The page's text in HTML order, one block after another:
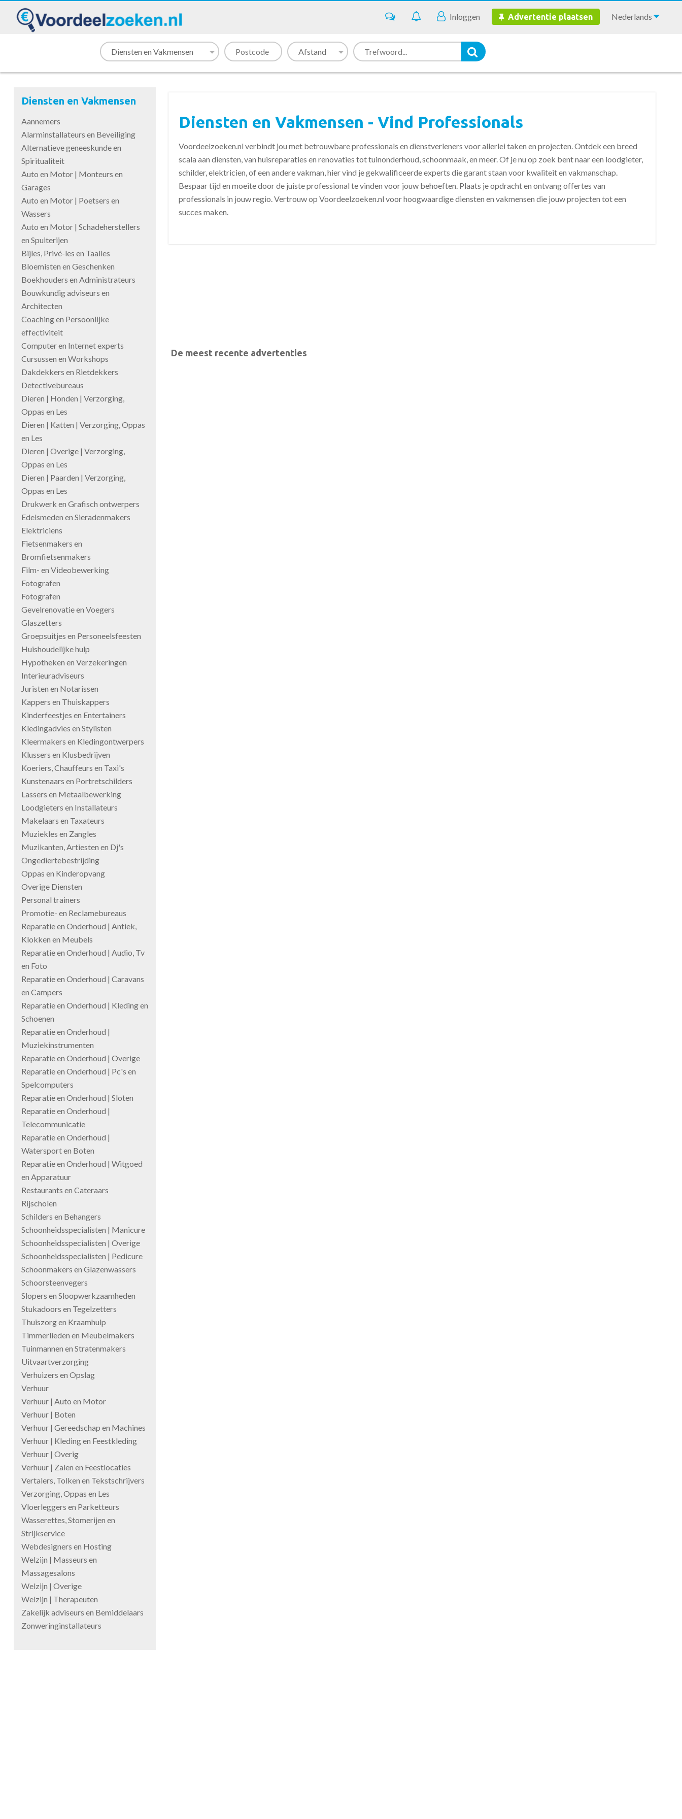
Inloggen Advertentie plaatsen Nederlands
Diensten en Vakmensen
Aannemers
Alarminstallateurs en Beveiliging
Alternatieve geneeskunde en
Spiritualiteit
Auto en Motor | Monteurs en
Garages
Auto en Motor | Poetsers en
Wassers
Auto en Motor | Schadeherstellers
en Spuiterijen
Bijles, Privé-les en Taalles
Bloemisten en Geschenken
Boekhouders en Administrateurs
Bouwkundig adviseurs en
Architecten
Coaching en Persoonlijke
effectiviteit
Computer en Internet experts
Cursussen en Workshops
Dakdekkers en Rietdekkers
Detectivebureaus
Dieren | Honden | Verzorging,
Oppas en Les
Dieren | Katten | Verzorging, Oppas
en Les
Dieren | Overige | Verzorging,
Oppas en Les
Dieren | Paarden | Verzorging,
Oppas en Les
Drukwerk en Grafisch ontwerpers
Edelsmeden en Sieradenmakers
Elektriciens
Fietsenmakers en
Bromfietsenmakers
Film- en Videobewerking
Fotografen
Fotografen
Gevelrenovatie en Voegers
Glaszetters
Groepsuitjes en Personeelsfeesten
Huishoudelijke hulp
Hypotheken en Verzekeringen
Interieuradviseurs
Juristen en Notarissen
Kappers en Thuiskappers
Kinderfeestjes en Entertainers
Kledingadvies en Stylisten
Kleermakers en Kledingontwerpers
Klussers en Klusbedrijven
Koeriers, Chauffeurs en Taxi's
Kunstenaars en Portretschilders
Lassers en Metaalbewerking
Loodgieters en Installateurs
Makelaars en Taxateurs
Muziekles en Zangles
Muzikanten, Artiesten en Dj's
Ongediertebestrijding
Oppas en Kinderopvang
Overige Diensten
Personal trainers
Promotie- en Reclamebureaus
Reparatie en Onderhoud | Antiek,
Klokken en Meubels
Reparatie en Onderhoud | Audio, Tv
en Foto
Reparatie en Onderhoud | Caravans
en Campers
Reparatie en Onderhoud | Kleding en
Schoenen
Reparatie en Onderhoud |
Muziekinstrumenten
Reparatie en Onderhoud | Overige
Reparatie en Onderhoud | Pc's en
Spelcomputers
Reparatie en Onderhoud | Sloten
Reparatie en Onderhoud |
Telecommunicatie
Reparatie en Onderhoud |
Watersport en Boten
Reparatie en Onderhoud | Witgoed
en Apparatuur
Restaurants en Cateraars
Rijscholen
Schilders en Behangers
Schoonheidsspecialisten | Manicure
Schoonheidsspecialisten | Overige
Schoonheidsspecialisten | Pedicure
Schoonmakers en Glazenwassers
Schoorsteenvegers
Slopers en Sloopwerkzaamheden
Stukadoors en Tegelzetters
Thuiszorg en Kraamhulp
Timmerlieden en Meubelmakers
Tuinmannen en Stratenmakers
Uitvaartverzorging
Verhuizers en Opslag
Verhuur
Verhuur | Auto en Motor
Verhuur | Boten
Verhuur | Gereedschap en Machines
Verhuur | Kleding en Feestkleding
Verhuur | Overig
Verhuur | Zalen en Feestlocaties
Vertalers, Tolken en Tekstschrijvers
Verzorging, Oppas en Les
Vloerleggers en Parketteurs
Wasserettes, Stomerijen en
Strijkservice
Webdesigners en Hosting
Welzijn | Masseurs en
Massagesalons
Welzijn | Overige
Welzijn | Therapeuten
Zakelijk adviseurs en Bemiddelaars
Zonweringinstallateurs
Diensten en Vakmensen - Vind Professionals
Voordeelzoeken.nl verbindt jou met betrouwbare professionals en dienstverleners voor allerlei taken en projecten. Ontdek een breed
scala aan diensten, van huisreparaties en renovaties tot tuinonderhoud, schoonmaak, en meer. Of je nu op zoek bent naar een loodgieter,
schilder, elektricien, of een andere vakman, hier vind je gekwalificeerde experts die garant staan voor kwaliteit en vakmanschap.
Bespaar tijd en moeite door de juiste professional te vinden voor jouw behoeften. Plaats je opdracht en ontvang offertes van
professionals in jouw regio. Vertrouw op Voordeelzoeken.nl voor hoogwaardige diensten en vakmensen die jouw projecten tot een
succes maken.
De meest recente advertenties